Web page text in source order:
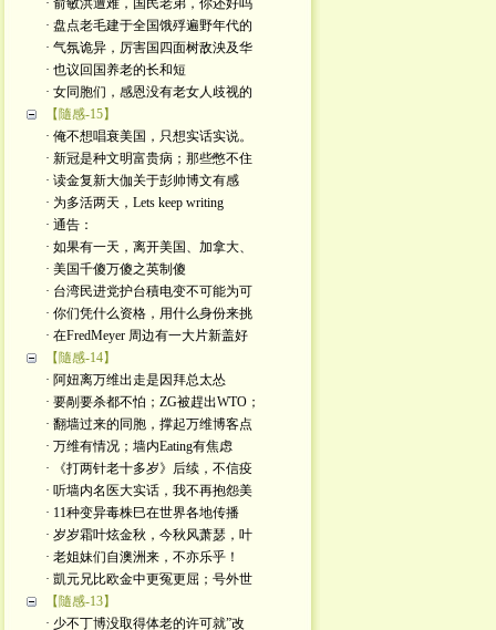
· 俞敏洪遭难，国民老弟，你还好吗
· 盘点老毛建于全国饿殍遍野年代的
· 气氛诡异，厉害国四面树敌泱及华
· 也议回国养老的长和短
· 女同胞们，感恩没有老女人歧视的
【隨感-15】
· 俺不想唱衰美国，只想实话实说。
· 新冠是种文明富贵病；那些憋不住
· 读金复新大伽关于彭帅博文有感
· 为多活两天，Lets keep writing
· 通告：
· 如果有一天，离开美国、加拿大、
· 美国千傻万傻之英制傻
· 台湾民进党护台積电变不可能为可
· 你们凭什么资格，用什么身份来挑
· 在FredMeyer 周边有一大片新盖好
【隨感-14】
· 阿妞离万维出走是因拜总太怂
· 要剮要杀都不怕；ZG被趕出WTO；
· 翻墙过来的同胞，撑起万维博客点
· 万维有情况；墙内Eating有焦虑
· 《打两针老十多岁》后续，不信疫
· 听墙内名医大实话，我不再抱怨美
· 11种变异毒株巳在世界各地传播
· 岁岁霜叶炫金秋，今秋风萧瑟，叶
· 老姐妹们自澳洲来，不亦乐乎！
· 凱元兄比欧金中更冤更屈；号外世
【隨感-13】
· 少不丁博没取得体老的许可就”改